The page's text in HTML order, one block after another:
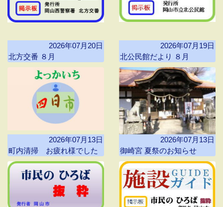
2026年07月20日
北方交番 ８月
2026年07月19日
北公民館だより ８月
2026年07月13日
町内清掃 お疲れ様でした
2026年07月13日
御崎宮 夏祭のお知らせ